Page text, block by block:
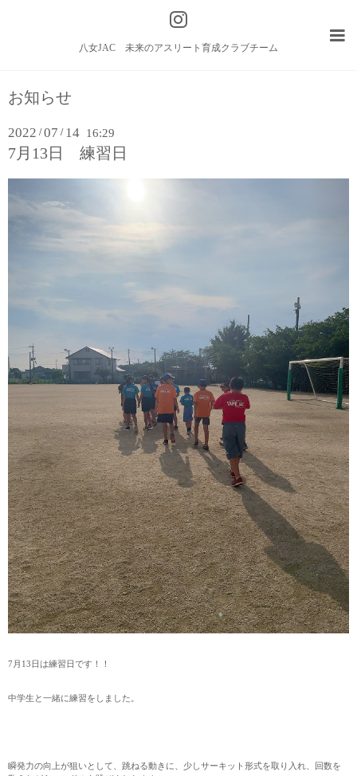
八女JAC 未来のアスリート育成クラブチーム
お知らせ
2022 /07 / 14 16:29
7月13日 練習日
7月13日は練習日です！！
中学生と一緒に練習をしました。
瞬発力の向上が狙いとして、跳ねる動きに、少しサーキット形式を取り入れ、回数を